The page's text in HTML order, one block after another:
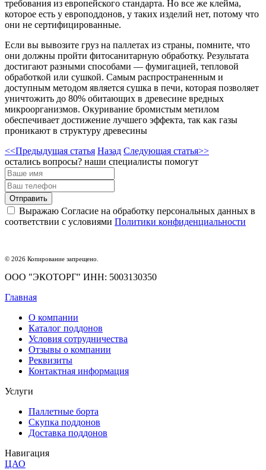
требования из европейского стандарта. Но все же клейма,
которое есть у европоддонов, у таких изделий нет, потому что
они не сертифицированные.
Если вы вывозите груз на паллетах из страны, помните, что
они должны пройти фитосанитарную обработку. Результата
достигают разными способами — фумигацией, тепловой
обработкой или сушкой. Самым распространенным и
доступным методом является сушка в печи, которая позволяет
уничтожить до 80% обитающих в древесине вредных
микроорганизмов. Окуривание бромистым метилом
обеспечивает достижение лучшего эффекта, так как газы
проникают в структуру древесины
<<Предыдущая статья Назад Следующая статья>>
остались вопросы? наши специалисты помогут
Выражаю Согласие на обработку персональных данных в
соответствии с условиями Политики конфиденциальности
© 2026 Копирование запрещено.
ООО "ЭКОТОРГ" ИНН: 5003130350
Главная
О компании
Каталог поддонов
Условия сотрудничества
Отзывы о компании
Реквизиты
Контактная информация
Услуги
Паллетные борта
Скупка поддонов
Доставка поддонов
Навигация
ЦАО